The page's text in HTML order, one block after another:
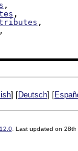
,
,
,
,
] [Deutsch] [
. Last updated on 28th